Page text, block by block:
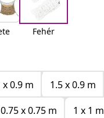
Fehér
x 0.9 m 1.5 x 0.9 m
0.75 x 0.75 m
1 x 1 m